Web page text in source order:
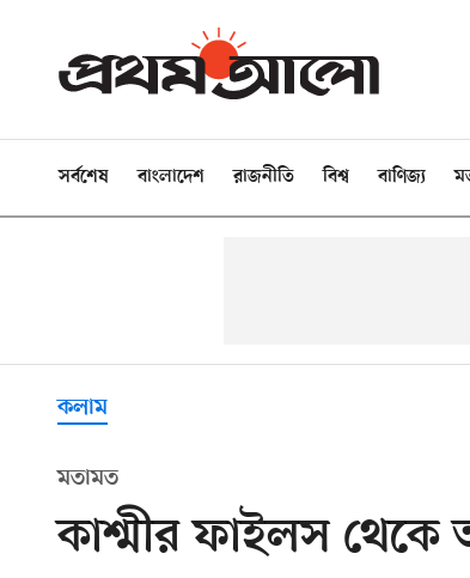
সর্বশেষ বাংলাদেশ রাজনীতি বিশ্ব বাণিজ্য
কলাম
মতামত
কাশ্মীর ফাইলস